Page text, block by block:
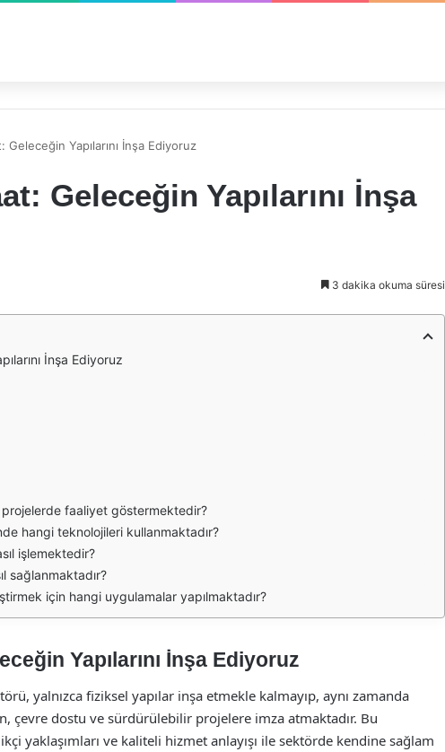
Geleceğin Yapılarını İnşa Ediyoruz
Geleceğin Yapılarını İnşa
3 dakika okuma süresi
İnşa Ediyoruz
projelerde faaliyet göstermektedir?
hangi teknolojileri kullanmaktadır?
işlemektedir?
sağlanmaktadır?
için hangi uygulamalar yapılmaktadır?
Yapılarını İnşa Ediyoruz
yalnızca fiziksel yapılar inşa etmekle kalmayıp, aynı zamanda
çevre dostu ve sürdürülebilir projelere imza atmaktadır. Bu
yaklaşımları ve kaliteli hizmet anlayışı ile sektörde kendine sağlam